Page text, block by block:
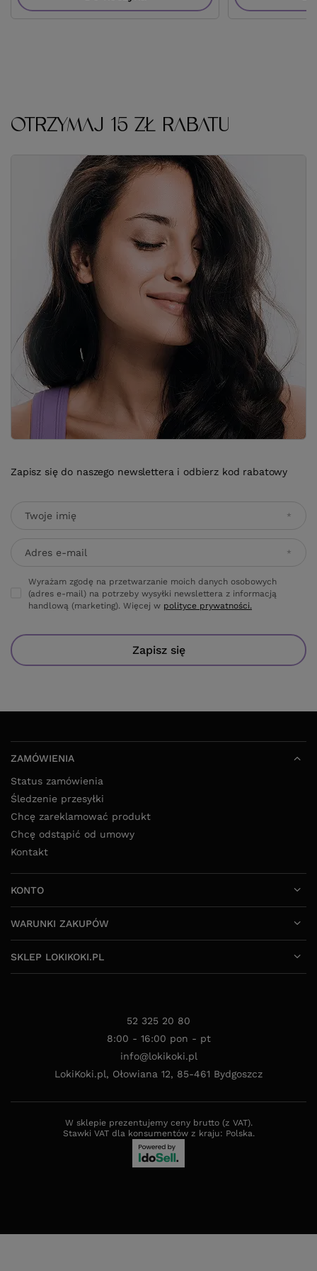
OTRZYMAJ 15 ZŁ RABATU
Zapisz się do naszego newslettera i odbierz kod rabatowy
Twoje imię
Adres e-mail
Wyrażam zgodę na przetwarzanie moich danych osobowych
(adres e-mail) na potrzeby wysyłki newslettera z informacją
handlową (marketing). Więcej w polityce prywatności.
Zapisz się
ZAMÓWIENIA
Status zamówienia
Śledzenie przesyłki
Chcę zareklamować produkt
Chcę odstąpić od umowy
Kontakt
KONTO
WARUNKI ZAKUPÓW
SKLEP LOKIKOKI.PL
52 325 20 80
8:00 - 16:00 pon - pt
info@lokikoki.pl
LokiKoki.pl, Ołowiana 12, 85-461 Bydgoszcz
W sklepie prezentujemy ceny brutto (z VAT).
Stawki VAT dla konsumentów z kraju: Polska.